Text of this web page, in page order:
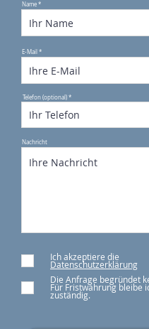
Name
E-Mail
Telefon (optional)
Nachricht
Ich akzeptiere die
Datenschutzerklärung
Die Anfrage begründet
Für Fristwahrung bleibe
zuständig.